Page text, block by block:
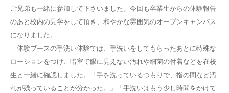
ご兄弟も一緒に参加して下さいました。今回も卒業生からの体験報告
のあと校内の見学をして頂き、和やかな雰囲気のオープンキャンパス
になりました。
体験ブースの手洗い体験では、手洗いをしてもらったあとに特殊な
ローションをつけ、暗室で眼に見えない汚れや細菌の付着などを在校
生と一緒に確認しました。「手を洗っているつもりで、指の間など汚
れが残っていることが分かった。」「手洗いはもう少し時間をかけて